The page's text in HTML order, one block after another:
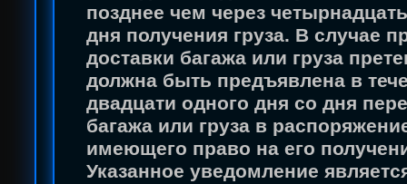
позднее чем через
дня получения груза. В случае
доставки багажа или груза
должна быть предъявлена в
двадцати одного дня со дня
багажа или груза в
имеющего право на его
Указанное уведомление